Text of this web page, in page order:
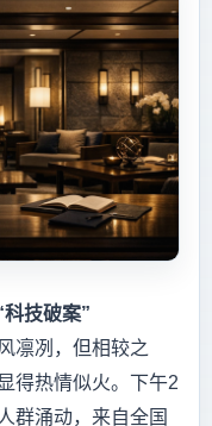
技破案”
凛冽，但相较之
得热情似火。下午2
群涌动，来自全国